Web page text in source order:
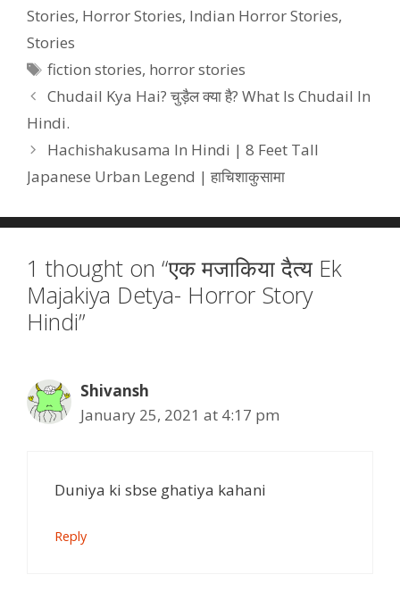
Stories, Horror Stories, Indian Horror Stories,
Stories
Tags
fiction stories, horror stories
Chudail Kya Hai? चुड़ैल क्या है? What Is Chudail In
Hindi.
Hachishakusama In Hindi | 8 Feet Tall
Japanese Urban Legend | हाचिशाकुसामा
1 thought on “एक मजाकिया दैत्य Ek
Majakiya Detya- Horror Story
Hindi”
Shivansh
January 25, 2021 at 4:17 pm
Duniya ki sbse ghatiya kahani
Reply